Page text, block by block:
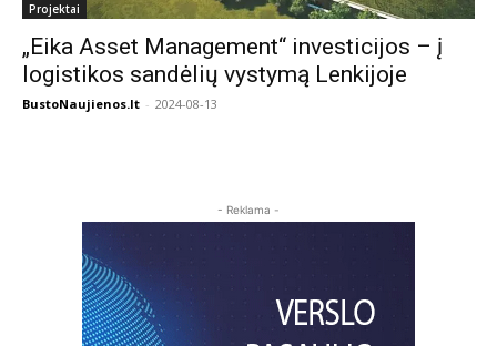
Projektai
„Eika Asset Management“ investicijos – į
logistikos sandėlių vystymą Lenkijoje
BustoNaujienos.lt - 2024-08-13
- Reklama -